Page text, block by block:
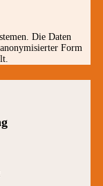
Die Daten
Form